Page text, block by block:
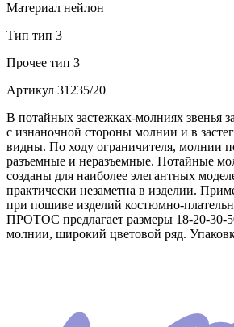
Материал нейлон
Тип тип 3
Прочее тип 3
Артикул 31235/20
В потайных застежках-молниях звенья
с изнаночной стороны молнии и в
видны. По ходу ограничителя, молнии
разъемные и неразъемные. Потайные
созданы для наиболее элегантных
практически незаметна в изделии.
при пошиве изделий костюмно-
ПРОТОС предлагает размеры 18-20-30-
молнии, широкий цветовой ряд.